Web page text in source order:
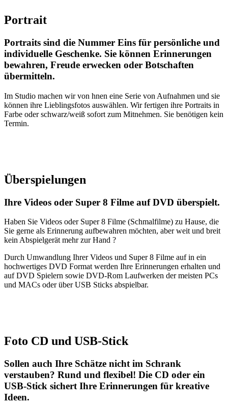
Portrait
Portraits sind die Nummer Eins für persönliche und
individuelle Geschenke. Sie können Erinnerungen
bewahren, Freude erwecken oder Botschaften
übermitteln.
Im Studio machen wir von hnen eine Serie von Aufnahmen und sie
können ihre Lieblingsfotos auswählen. Wir fertigen ihre Portraits in
Farbe oder schwarz/weiß sofort zum Mitnehmen. Sie benötigen kein
Termin.
Überspielungen
Ihre Videos oder Super 8 Filme auf DVD überspielt.
Haben Sie Videos oder Super 8 Filme (Schmalfilme) zu Hause, die
Sie gerne als Erinnerung aufbewahren möchten, aber weit und breit
kein Abspielgerät mehr zur Hand ?
Durch Umwandlung Ihrer Videos und Super 8 Filme auf in ein
hochwertiges DVD Format werden Ihre Erinnerungen erhalten und
auf DVD Spielern sowie DVD-Rom Laufwerken der meisten PCs
und MACs oder über USB Sticks abspielbar.
Foto CD und USB-Stick
Sollen auch Ihre Schätze nicht im Schrank
verstauben? Rund und flexibel! Die CD oder ein
USB-Stick sichert Ihre Erinnerungen für kreative
Ideen.